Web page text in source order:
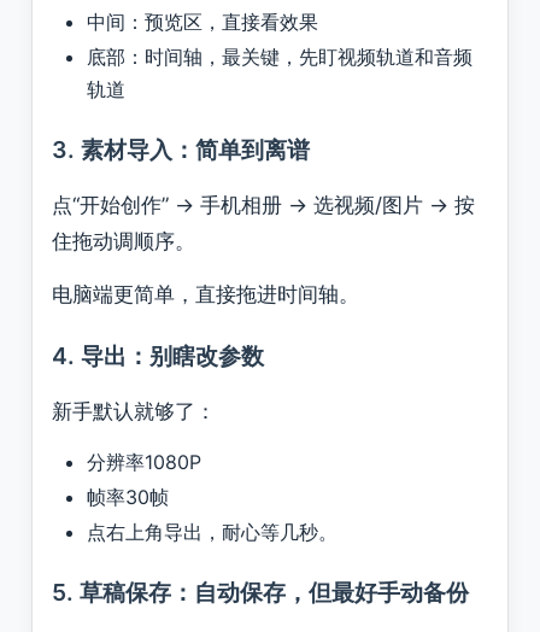
中间：预览区，直接看效果
底部：时间轴，最关键，先盯视频轨道和音频
轨道
3. 素材导入：简单到离谱
点“开始创作” → 手机相册 → 选视频/图片 → 按
住拖动调顺序。
电脑端更简单，直接拖进时间轴。
4. 导出：别瞎改参数
新手默认就够了：
分辨率1080P
帧率30帧
点右上角导出，耐心等几秒。
5. 草稿保存：自动保存，但最好手动备份